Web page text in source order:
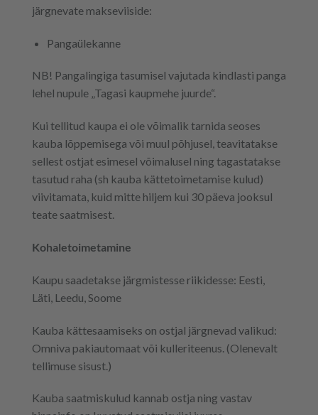
järgnevate makseviiside:
Pangaülekanne
NB! Pangalingiga tasumisel vajutada kindlasti panga
lehel nupule „Tagasi kaupmehe juurde“.
Kui tellitud kaupa ei ole võimalik tarnida seoses
kauba lõppemisega või muul põhjusel, teavitatakse
sellest ostjat esimesel võimalusel ning tagastatakse
tasutud raha (sh kauba kättetoimetamise kulud)
viivitamata, kuid mitte hiljem kui 30 päeva jooksul
teate saatmisest.
Kohaletoimetamine
Kaupu saadetakse järgmistesse riikidesse: Eesti,
Läti, Leedu, Soome
Kauba kättesaamiseks on ostjal järgnevad valikud:
Omniva pakiautomaat või kulleriteenus. (Olenevalt
tellimuse sisust.)
Kauba saatmiskulud kannab ostja ning vastav